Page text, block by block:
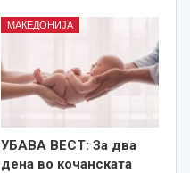
МАКЕДОНИЈА
УБАВА ВЕСТ: За два
дена во кочанската